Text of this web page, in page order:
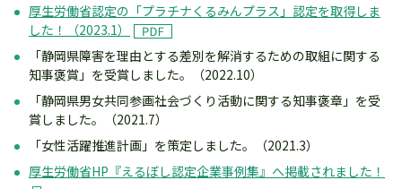
厚生労働省認定の「プラチナくるみんプラス」認定を取得しま
した！（2023.1）
「静岡県障害を理由とする差別を解消するための取組に関する
知事褒賞」を受賞しました。（2022.10）
「静岡県男女共同参画社会づくり活動に関する知事褒章」を受
賞しました。（2021.7）
「女性活躍推進計画」を策定しました。（2021.3）
厚生労働省HP『えるぼし認定企業事例集』へ掲載されました！